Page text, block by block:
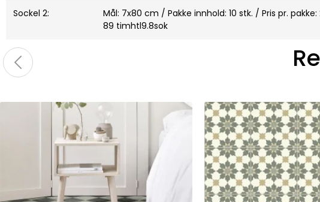
Sockel 2:
Mål: 7x80 cm / Pakke innhold: 10 stk. / Pris pr.
89 timhtl9.8sok